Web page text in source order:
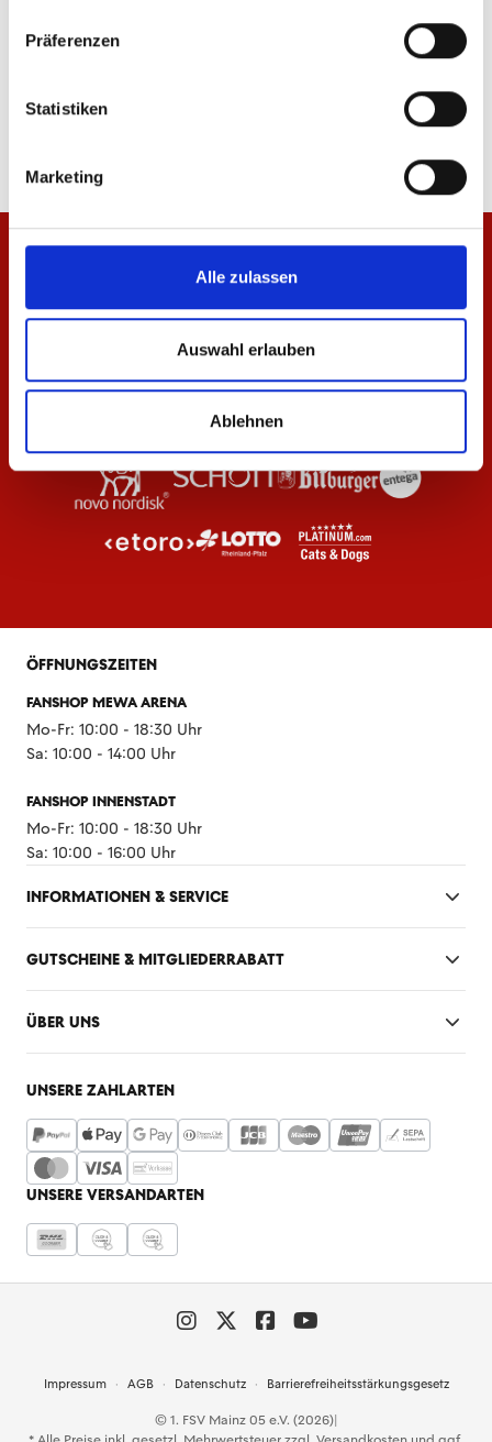
Präferenzen
Statistiken
Marketing
Alle zulassen
Auswahl erlauben
Ablehnen
29,95 €
ÖFFNUNGSZEITEN
FANSHOP MEWA ARENA
Mo-Fr: 10:00 - 18:30 Uhr
Sa: 10:00 - 14:00 Uhr
FANSHOP INNENSTADT
Mo-Fr: 10:00 - 18:30 Uhr
Sa: 10:00 - 16:00 Uhr
INFORMATIONEN & SERVICE
GUTSCHEINE & MITGLIEDERRABATT
ÜBER UNS
UNSERE ZAHLARTEN
UNSERE VERSANDARTEN
Impressum AGB Datenschutz Barrierefreiheitsstärkungsgesetz
© 1. FSV Mainz 05 e.V. (2026)|